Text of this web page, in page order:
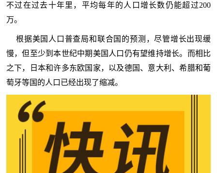
不过在过去十年里，平均每年的人口增长数仍能超过200
万。
根据美国人口普查局和联合国的预测，尽管增长出现缓
慢，但至少到本世纪中期美国人口仍有望维持增长。而相比
之下，日本和许多东欧国家，以及德国、意大利、希腊和葡
萄牙等国的人口已经出现了缩减。